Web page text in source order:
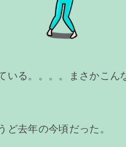
いる。。。。まさかこん
去年の今頃だった。